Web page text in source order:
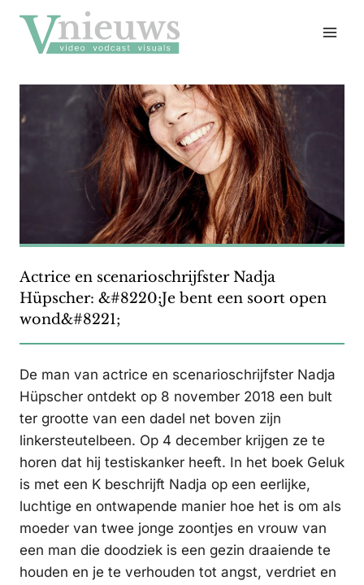
naar
inhoud
Actrice en scenarioschrijfster Nadja
Hüpscher: &#8220;Je bent een soort open
wond&#8221;
De man van actrice en scenarioschrijfster Nadja
Hüpscher ontdekt op 8 november 2018 een bult
ter grootte van een dadel net boven zijn
linkersteutelbeen. Op 4 december krijgen ze te
horen dat hij testiskanker heeft. In het boek Geluk
is met een K beschrijft Nadja op een eerlijke,
luchtige en ontwapende manier hoe het is om als
moeder van twee jonge zoontjes en vrouw van
een man die doodziek is een gezin draaiende te
houden en je te verhouden tot angst, verdriet en